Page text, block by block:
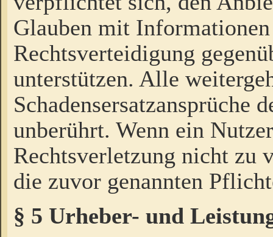
Glauben mit
Rechtsverteidigung
unterstützen. Alle
Schadensersatzansprüche
unberührt. Wenn ein
Rechtsverletzung nicht zu
die zuvor genannten
§ 5 Urheber- und